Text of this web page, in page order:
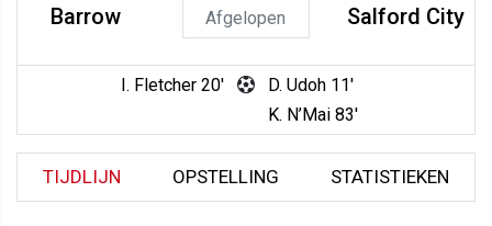
Barrow Afgelopen Salford City
I. Fletcher 20'
D. Udoh 11'
K. N’Mai 83'
TIJDLIJN OPSTELLING STATISTIEKEN